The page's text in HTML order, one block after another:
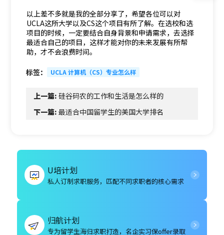
以上差不多就是我的全部分享了，希望各位可以对
UCLA这所大学以及CS这个项目有所了解。在选校和选
项目的时候，一定要结合自身背景和申请需求，去选择
最适合自己的项目，这样才能对你的未来发展有所帮
助，才不会浪费时间。
标签： UCLA 计算机（CS）专业怎么样
上一篇:硅谷码农的工作和生活是怎么样的
下一篇:最适合中国留学生的美国大学排名
U培计划
私人订制求职服务，匹配不同求职者的核心需求
归航计划
专为留学生海归求职打造，名企实习保offer录取